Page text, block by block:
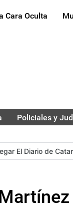
Cara Oculta
Policiales y
El Diario de